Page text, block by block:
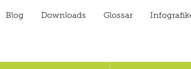
Blog Downloads Glossar